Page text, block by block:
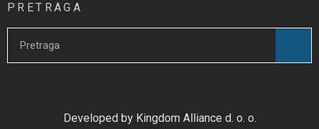
PRETRAGA
Developed by Kingdom Alliance d. o. o.